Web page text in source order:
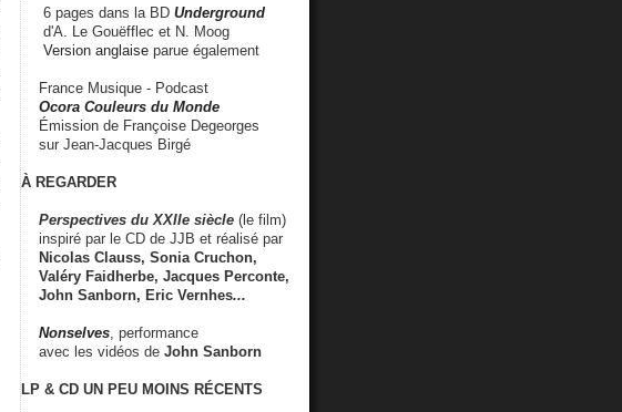
6 pages dans la BD Underground
d'A. Le Gouëfflec et N. Moog
Version anglaise parue également
France Musique - Podcast
Ocora Couleurs du Monde
Émission de Françoise Degeorges
sur Jean-Jacques Birgé
À REGARDER
Perspectives du XXIIe siècle (le film)
inspiré par le CD de JJB et réalisé par
Nicolas Clauss, Sonia Cruchon,
Valéry Faidherbe, Jacques Perconte,
John Sanborn, Eric Vernhes...
Nonselves , performance
avec les vidéos de John Sanborn
LP & CD UN PEU MOINS RÉCENTS